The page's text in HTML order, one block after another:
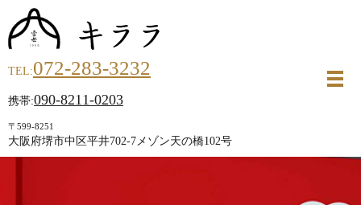
TEL:072-283-3232
携帯:090-8211-0203
〒599-8251
大阪府堺市中区平井702-7メゾン天の橋102号
メ